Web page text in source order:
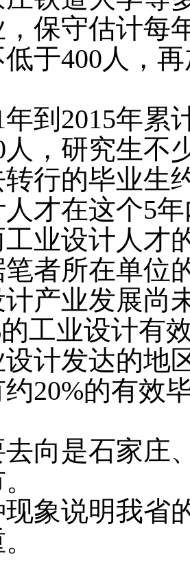
保守估计每
于400人，
年到2015年累
人，研究生不
转行的毕业生
才在这个5
业设计人才
者所在单位
计产业发展尚
工业设计有
计发达的地
约20%的有效
去向是石家庄
现象说明我省